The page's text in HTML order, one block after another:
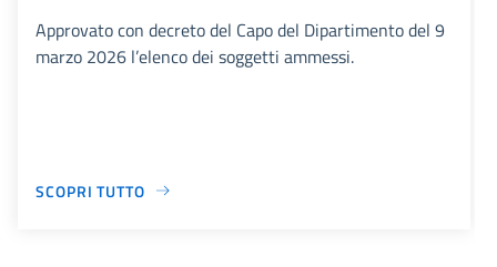
Approvato con decreto del Capo del Dipartimento del 9
marzo 2026 l’elenco dei soggetti ammessi.
SCOPRI TUTTO